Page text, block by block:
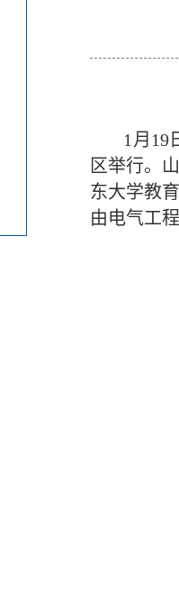
1月19
区举行。
东大学教
由电气工